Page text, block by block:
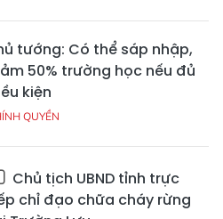
tướng: Có thể sáp nhập,
50% trường học nếu đủ
kiện
QUYỀN
Chủ tịch UBND tỉnh trực
chỉ đạo chữa cháy rừng